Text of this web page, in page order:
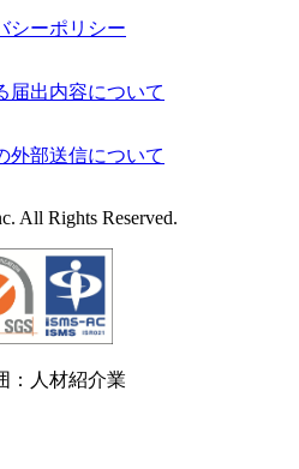
シーポリシー
届出内容について
外部送信について
All Rights Reserved.
：人材紹介業